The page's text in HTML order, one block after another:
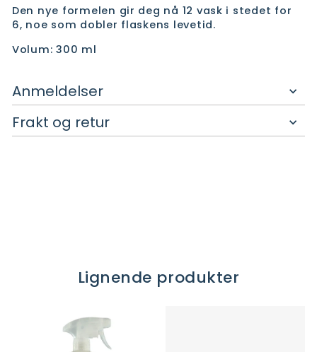
Den nye formelen gir deg nå 12 vask i stedet for
6, noe som dobler flaskens levetid.
Volum: 300 ml
Anmeldelser
Frakt og retur
Lignende produkter